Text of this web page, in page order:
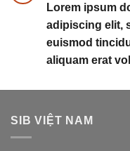
Lorem ipsum
adipiscing elit,
euismod
aliquam erat
SIB VIỆT NAM